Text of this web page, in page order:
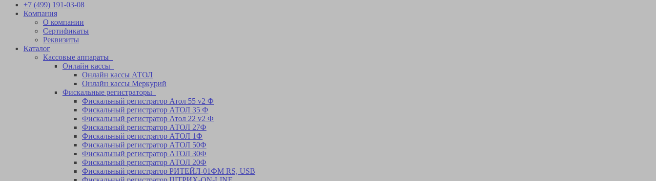
+7 (499) 191-03-08
Компания
О компании
Сертификаты
Реквизиты
Каталог
Кассовые аппараты
Онлайн кассы
Онлайн кассы АТОЛ
Онлайн кассы Меркурий
Фискальные регистраторы
Фискальный регистратор Атол 55 v2 Ф
Фискальный регистратор АТОЛ 35 Ф
Фискальный регистратор Атол 22 v2 Ф
Фискальный регистратор АТОЛ 27Ф
Фискальный регистратор АТОЛ 1Ф
Фискальный регистратор АТОЛ 50Ф
Фискальный регистратор АТОЛ 30Ф
Фискальный регистратор АТОЛ 20Ф
Фискальный регистратор РИТЕЙЛ-01ФM RS, USB